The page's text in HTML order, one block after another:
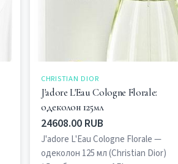
CHRISTIAN DIOR
J'adore L'Eau Cologne Florale:
одеколон 125мл
24608.00 RUB
J'adore L'Eau Cologne Florale —
одеколон 125 мл (Christian Dior)